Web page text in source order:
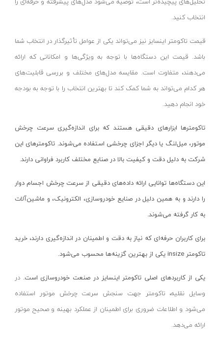
چاله کن موتوری
چمن زن برقی
قیچی باغبانی
تایمر آبیاری
سری آبپاش
اره درخت بر برقی
اره درخت بر بنزینی
علف زن برقی
علف زن موتوری
اره نجاری
فارسی بر نجاری
سنباده زن نجاری
فرزهای نجاری
رکس-rex
سومیو-SUMIO
ایندکس-INDEX
رکسمی-rexmi
ایمر-IMER
وی تولز-vtools
ابزار سازان آریاوش- abzarsazan-aryavash
هزبرن-HEZBURN
مانو-MANO
کیوبریک-qbrIck
اس پی- SP
انتخاب کنید.
قیمت تاکومتر اینسایز نیز می‌تواند یکی از عوامل تأثیرگذار در انتخاب شما
باشد. قیمت این دستگاه‌ها با توجه به ویژگی‌ها و امکاناتی که ارائه
می‌دهند، متفاوت است. مقایسه مدل‌های مختلف و بررسی قابلیت‌های
هر کدام می‌تواند به شما کمک کند تا بهترین انتخاب را با توجه به بودجه
خود انجام دهید.
تاکومترها ابزارهای دقیقی هستند که برای اندازه‌گیری سرعت چرخش
موتور، میل‌لنگ یا دیگر اجزای چرخشی استفاده می‌شوند. تاکومترهای این
شرکت به دلیل دقت و کیفیت بالا در صنایع مختلف کاربرد فراوانی دارند.
این دستگاه‌ها توانایی ارائه داده‌های دقیقی از سرعت چرخش اجسام دوار
را دارند و به همین دلیل در صنایع خودروسازی، الکترونیک، و ماشین‌آلات
به کار گرفته می‌شوند.
برای کاربران حرفه‌ای که نیاز به دقت و اطمینان در اندازه‌گیری دارند، خرید
تاکومتر insizeیکی از بهترین گزینه‌ها محسوب می‌شود.
یکی از کاربردهای اصلی تاکومتر اینسایز در صنعت خودروسازی است. در
وسایل نقلیه، تاکومتر جهت سنجش سرعت چرخش موتور استفاده
می‌شود و اطلاعات ضروری برای اطمینان از عملکرد بهینه و صحیح موتور
ارائه می‌دهد.